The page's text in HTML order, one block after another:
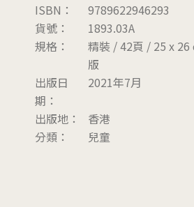
ISBN：
9789622946293
貨號：
1893.03A
規格：
精裝 / 42頁 / 25 x
版
出版日
期：
2021年7月
出版地：
香港
分類：
兒童